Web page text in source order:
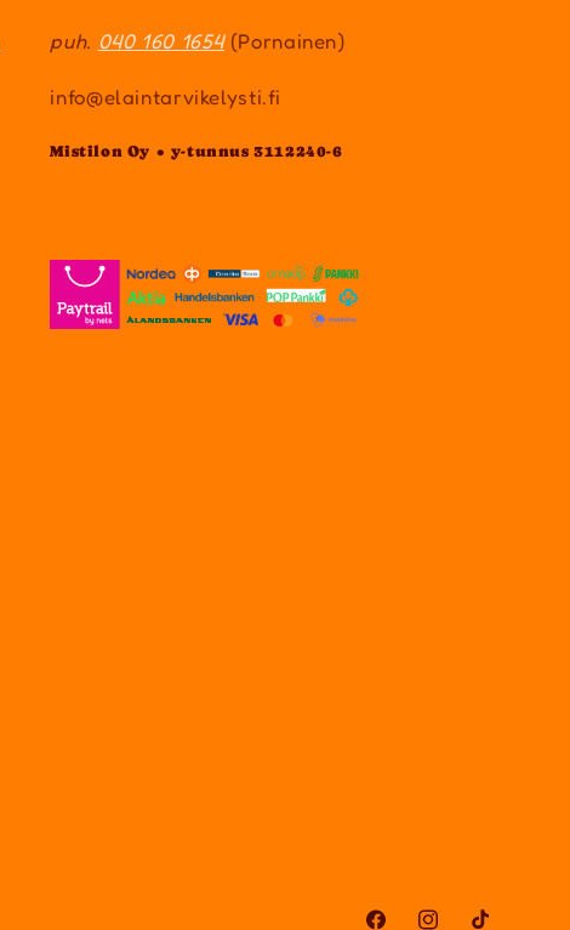
puh. 040 160 1654(Pornainen)
info@elaintarvikelysti.fi
Mistilon Oy • y-tunnus 3112240-6